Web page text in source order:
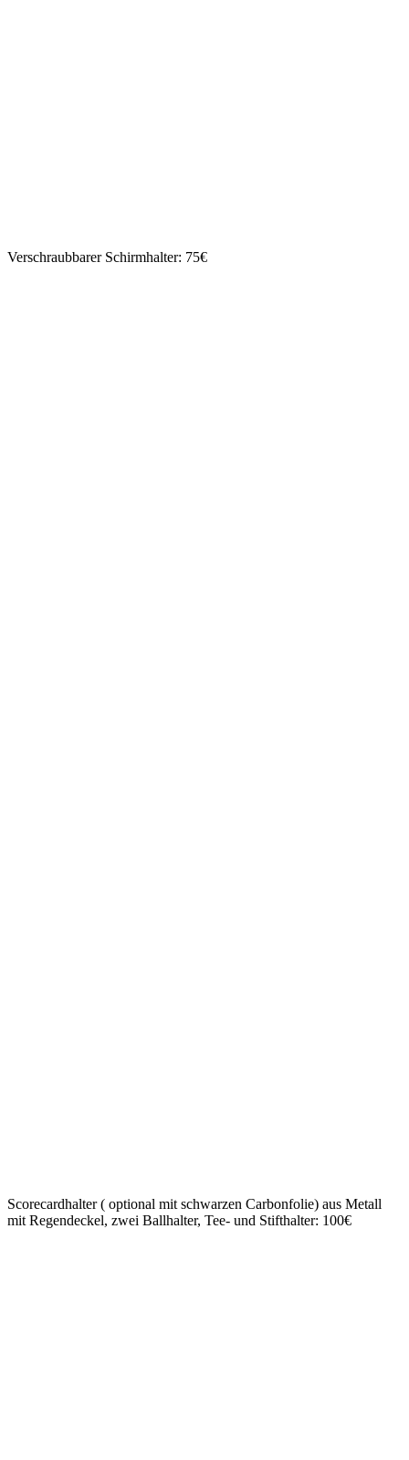
Verschraubbarer Schirmhalter: 75€
Scorecardhalter ( optional mit schwarzen Carbonfolie) aus Metall
mit Regendeckel, zwei Ballhalter, Tee- und Stifthalter: 100€